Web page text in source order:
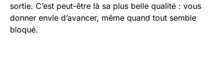
sortie. C’est peut-être là sa plus belle qualité : vous
donner envie d’avancer, même quand tout semble
bloqué.